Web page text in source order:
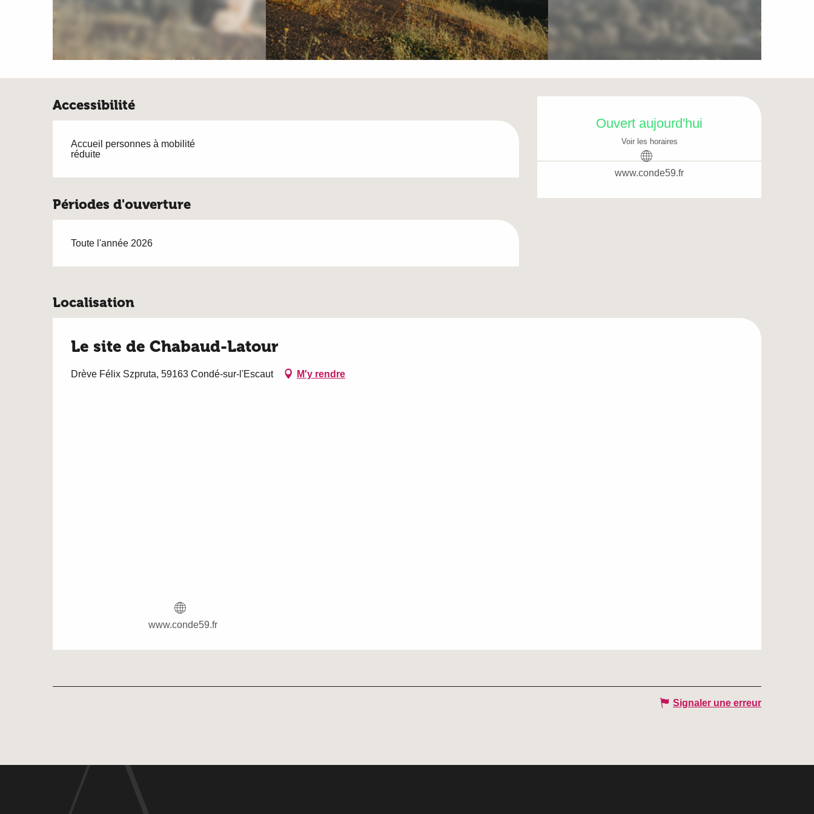
Ouverture et
Ouvert aujourd'hui
Voir les horaires
www.conde59.fr
Accessibilité
Accueil personnes à mobilité
réduite
Périodes d'ouverture
Toute l'année 2026
Localisation
Le site de Chabaud-Latour
Drève Félix Szpruta, 59163 Condé-sur-l'Escaut M'y rendre
www.conde59.fr
Signaler une erreur